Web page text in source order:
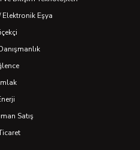
Elektronik Eşya
Satış